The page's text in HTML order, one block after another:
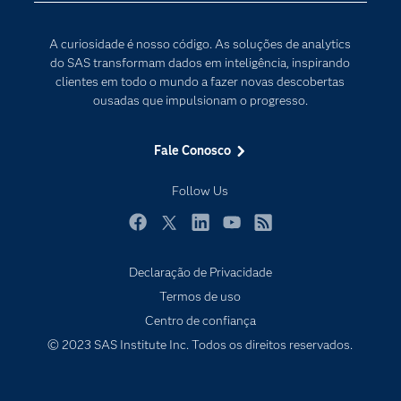
A curiosidade é nosso código. As soluções de analytics
do SAS transformam dados em inteligência, inspirando
clientes em todo o mundo a fazer novas descobertas
ousadas que impulsionam o progresso.
Fale Conosco
Follow Us
PARA EDUCADORES
Empresa
Eventos
My SAS
Produtos
Sala de Notícias
SAS Viya
Declaração de Privacidade
Termos de uso
Centro de confiança
© 2023 SAS Institute Inc. Todos os direitos reservados.